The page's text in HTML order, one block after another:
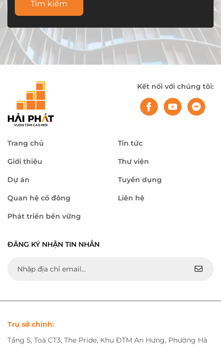
Tìm kiếm
Kết nối với chúng tôi:
Trang chủ
Giới thiệu
Dự án
Quan hệ cổ đông
Phát triển bền vững
Tin tức
Thư viện
Tuyển dụng
Liên hệ
ĐĂNG KÝ NHẬN TIN NHẮN
Trụ sở chính:
Tầng 5, Toà CT3, The Pride, Khu ĐTM An Hưng, Phường Hà